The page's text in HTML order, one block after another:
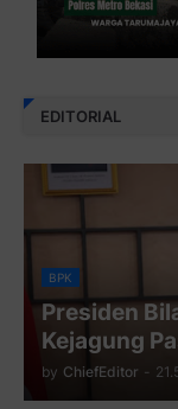
EDITORIAL
BPK
Presiden
Kejagung
by ChiefEditor -